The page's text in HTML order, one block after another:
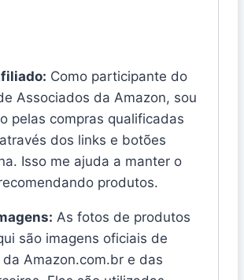
Como participante do
Associados da Amazon, sou
pelas compras qualificadas
dos links e botões
Isso me ajuda a manter o
produtos.
As fotos de produtos
são imagens oficiais de
Amazon.com.br e das